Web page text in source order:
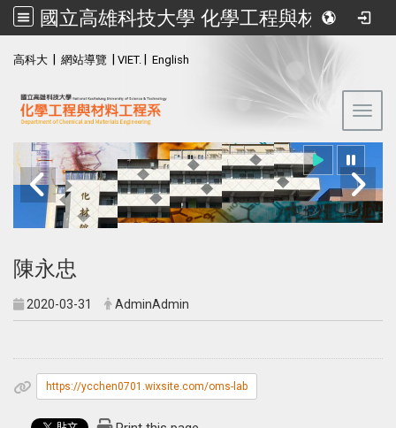
國立高雄科技大學 化學工程與材料工程系
高科大 網站導覽 VIET. English
國立高雄科技大學
化學工程與材料工程系
陳永忠
2020-03-31 AdminAdmin
https://ycchen0701.wixsite.com/oms-lab